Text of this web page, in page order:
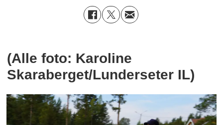
(Alle foto: Karoline
Skaraberget/Lunderseter IL)